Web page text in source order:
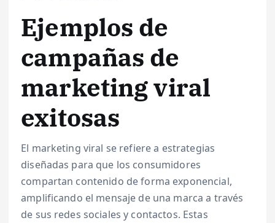
Ejemplos de
campañas de
marketing viral
exitosas
El marketing viral se refiere a estrategias
diseñadas para que los consumidores
compartan contenido de forma exponencial,
amplificando el mensaje de una marca a través
de sus redes sociales y contactos. Estas